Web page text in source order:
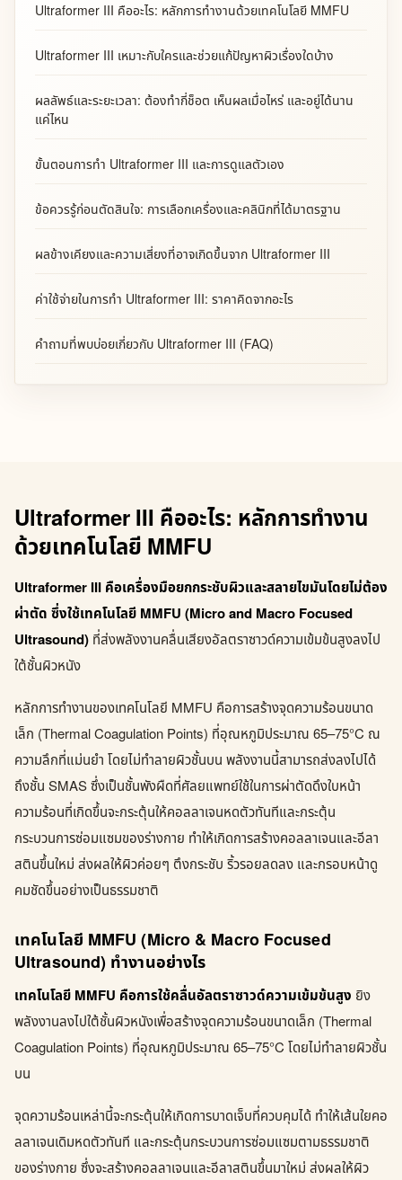
Ultraformer III คืออะไร: หลักการทำงานด้วยเทคโนโลยี MMFU
Ultraformer III เหมาะกับใครและช่วยแก้ปัญหาผิวเรื่องใดบ้าง
ผลลัพธ์และระยะเวลา: ต้องทำกี่ช็อต เห็นผลเมื่อไหร่ และอยู่ได้นาน
แค่ไหน
ขั้นตอนการทำ Ultraformer III และการดูแลตัวเอง
ข้อควรรู้ก่อนตัดสินใจ: การเลือกเครื่องและคลินิกที่ได้มาตรฐาน
ผลข้างเคียงและความเสี่ยงที่อาจเกิดขึ้นจาก Ultraformer III
ค่าใช้จ่ายในการทำ Ultraformer III: ราคาคิดจากอะไร
คำถามที่พบบ่อยเกี่ยวกับ Ultraformer III (FAQ)
Ultraformer III คืออะไร: หลักการทำงาน
ด้วยเทคโนโลยี MMFU
Ultraformer III คือเครื่องมือยกกระชับผิวและสลายไขมันโดยไม่ต้อง
ผ่าตัด ซึ่งใช้เทคโนโลยี MMFU (Micro and Macro Focused
Ultrasound) ที่ส่งพลังงานคลื่นเสียงอัลตราซาวด์ความเข้มข้นสูงลงไป
ใต้ชั้นผิวหนัง
หลักการทำงานของเทคโนโลยี MMFU คือการสร้างจุดความร้อนขนาด
เล็ก (Thermal Coagulation Points) ที่อุณหภูมิประมาณ 65–75°C ณ
ความลึกที่แม่นยำ โดยไม่ทำลายผิวชั้นบน พลังงานนี้สามารถส่งลงไปได้
ถึงชั้น SMAS ซึ่งเป็นชั้นพังผืดที่ศัลยแพทย์ใช้ในการผ่าตัดดึงใบหน้า
ความร้อนที่เกิดขึ้นจะกระตุ้นให้คอลลาเจนหดตัวทันทีและกระตุ้น
กระบวนการซ่อมแซมของร่างกาย ทำให้เกิดการสร้างคอลลาเจนและอีลา
สตินขึ้นใหม่ ส่งผลให้ผิวค่อยๆ ตึงกระชับ ริ้วรอยลดลง และกรอบหน้าดู
คมชัดขึ้นอย่างเป็นธรรมชาติ
เทคโนโลยี MMFU (Micro & Macro Focused
Ultrasound) ทำงานอย่างไร
เทคโนโลยี MMFU คือการใช้คลื่นอัลตราซาวด์ความเข้มข้นสูง ยิง
พลังงานลงไปใต้ชั้นผิวหนังเพื่อสร้างจุดความร้อนขนาดเล็ก (Thermal
Coagulation Points) ที่อุณหภูมิประมาณ 65–75°C โดยไม่ทำลายผิวชั้น
บน
จุดความร้อนเหล่านี้จะกระตุ้นให้เกิดการบาดเจ็บที่ควบคุมได้ ทำให้เส้นใยคอ
ลลาเจนเดิมหดตัวทันที และกระตุ้นกระบวนการซ่อมแซมตามธรรมชาติ
ของร่างกาย ซึ่งจะสร้างคอลลาเจนและอีลาสตินขึ้นมาใหม่ ส่งผลให้ผิว